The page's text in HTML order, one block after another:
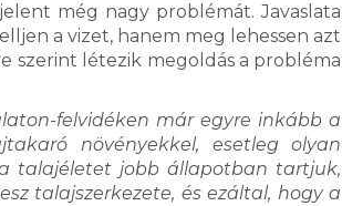
még nagy problémát. Javaslata
a vizet, hanem meg lehessen azt
szerint létezik megoldás a probléma
felvidéken már egyre inkább a
növényekkel, esetleg olyan
talajéletet jobb állapotban tartjuk,
talajszerkezete, és ezáltal, hogy a